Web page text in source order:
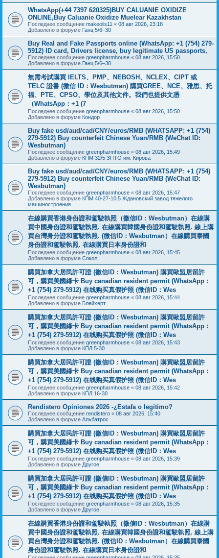
WhatsApp(+44 7397 620325)BUY CALUANIE OXIDIZE
ONLINE,Buy Caluanie Oxidize Muelear Kazakhstan
Последнее сообщение makeolis11 « 08 авг 2026, 23:18
Добавлено в форуме Ганц 5/6–30
Buy Real and Fake Passports online (WhatsApp: +1 (754) 279-
5912) ID card, Drivers license, buy legitimate US passports,
Последнее сообщение greenpharmhouse « 08 авг 2026, 15:50
Добавлено в форуме Ганц 5/6–30
無需考試購買 IELTS、PMP、NEBOSH、NCLEX、CIPT 或
TELC 證書 (微信 ID：Wesbutman) 購買GREE、NCE、雅思、托
福、PTE、CPSO、學位及其他文件。我們也提供文憑
（WhatsApp：+1 (7
Последнее сообщение greenpharmhouse « 08 авг 2026, 15:50
Добавлено в форуме Кондор
Buy fake usd/aud/cad/CNY/euros/RMB (WHATSAPP: +1 (754)
279-5912) Buy counterfeit Chinese Yuan/RMB (WeChat ID:
Wesbutman)
Последнее сообщение greenpharmhouse « 08 авг 2026, 15:49
Добавлено в форуме КПМ 32/5 ЗПТО им. Кирова
Buy fake usd/aud/cad/CNY/euros/RMB (WHATSAPP: +1 (754)
279-5912) Buy counterfeit Chinese Yuan/RMB (WeChat ID:
Wesbutman)
Последнее сообщение greenpharmhouse « 08 авг 2026, 15:47
Добавлено в форуме КПМ 40-27-10,5 Ждановский завод тяжелого
машиностроения
在線購買香港身份證和駕駛執照（微信ID：Wesbutman）在線購
買中國身份證和駕駛執照. 在線購買韓國身份證和駕駛執照. 線上購
買台灣身分證和駕駛執照. (微信ID：Wesbutman）在線購買泰國
身份證和駕駛執照. 在線購買日本身份證和
Последнее сообщение greenpharmhouse « 08 авг 2026, 15:45
Добавлено в форуме Сокол
購買加拿大居民許可證 (微信ID：Wesbutman) 購買歐盟居留許
可，購買美國綠卡 Buy canadian resident permit (WhatsApp：
+1 (754) 279-5912) 在线购买真假护照 (微信ID：Wes
Последнее сообщение greenpharmhouse « 08 авг 2026, 15:44
Добавлено в форуме Блейхерт
購買加拿大居民許可證 (微信ID：Wesbutman) 購買歐盟居留許
可，購買美國綠卡 Buy canadian resident permit (WhatsApp：
+1 (754) 279-5912) 在线购买真假护照 (微信ID：Wes
Последнее сообщение greenpharmhouse « 08 авг 2026, 15:43
Добавлено в форуме КПЛ 5-30
購買加拿大居民許可證 (微信ID：Wesbutman) 購買歐盟居留許
可，購買美國綠卡 Buy canadian resident permit (WhatsApp：
+1 (754) 279-5912) 在线购买真假护照 (微信ID：Wes
Последнее сообщение greenpharmhouse « 08 авг 2026, 15:42
Добавлено в форуме КПЛ 16-30
Rendistero Opiniones 2026 -¿Estafa o legítimo?
Последнее сообщение rendistero « 08 авг 2026, 15:40
Добавлено в форуме Альбатрос
購買加拿大居民許可證 (微信ID：Wesbutman) 購買歐盟居留許
可，購買美國綠卡 Buy canadian resident permit (WhatsApp：
+1 (754) 279-5912) 在线购买真假护照 (微信ID：Wes
Последнее сообщение greenpharmhouse « 08 авг 2026, 15:39
Добавлено в форуме Другое
購買加拿大居民許可證 (微信ID：Wesbutman) 購買歐盟居留許
可，購買美國綠卡 Buy canadian resident permit (WhatsApp：
+1 (754) 279-5912) 在线购买真假护照 (微信ID：Wes
Последнее сообщение greenpharmhouse « 08 авг 2026, 15:35
Добавлено в форуме Другое
在線購買香港身份證和駕駛執照（微信ID：Wesbutman）在線購
買中國身份證和駕駛執照. 在線購買韓國身份證和駕駛執照. 線上購
買台灣身分證和駕駛執照. (微信ID：Wesbutman）在線購買泰國
身份證和駕駛執照. 在線購買日本身份證和